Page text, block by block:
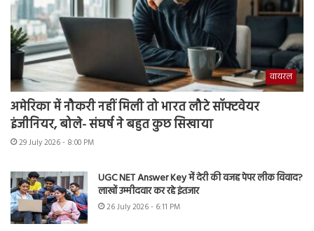
वायरल
अमेरिका में नौकरी नहीं मिली तो भारत लौटे सॉफ्टवेयर
इंजीनियर, बोले- संघर्ष ने बहुत कुछ सिखाया
29 July 2026 - 8:00 PM
UGC NET Answer Key में देरी की वजह पेपर लीक विवाद?
लाखों उम्मीदवार कर रहे इंतजार
26 July 2026 - 6:11 PM